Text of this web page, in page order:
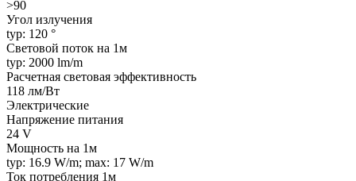
>90
Угол излучения
typ: 120 °
Световой поток на 1м
typ: 2000 lm/m
Расчетная световая эффективность
118 лм/Вт
Электрические
Напряжение питания
24 V
Мощность на 1м
typ: 16.9 W/m; max: 17 W/m
Ток потребления 1м